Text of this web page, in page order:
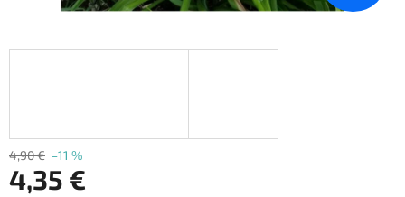
4,90 € –11 %
4,35 €